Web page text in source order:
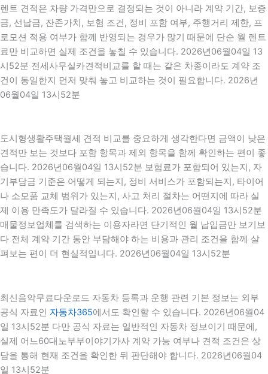
렌트 견적은 차량 가격만으로 결정되는 것이 아니라 계약 기간, 보증
금, 선납금, 잔존가치, 보험 조건, 정비 포함 여부, 주행거리 제한, 프
로모션 적용 여부가 함께 반영되는 경우가 많기 때문에 단순 월 렌트
료만 비교하면 실제 조건을 놓칠 수 있습니다. 2026년06월04일 13
시52분 전세사무실카견적비교를 할 때는 같은 차종이라도 계약 조
건이 동일한지 먼저 맞춰 놓고 비교하는 것이 필요합니다. 2026년
06월04일 13시52분
도시형생활주택월세 견적 비교를 중요하게 생각한다면 금액이 낮은
견적만 보는 것보다 포함 항목과 제외 항목을 함께 확인하는 편이 좋
습니다. 2026년06월04일 13시52분 보험료가 포함되어 있는지, 자
기부담금 기준은 어떻게 되는지, 정비 서비스가 포함되는지, 타이어
나 소모품 교체 범위가 있는지, 사고 처리 절차는 어떤지에 따라 실
제 이용 만족도가 달라질 수 있습니다. 2026년06월04일 13시52분
매물정보업체를 검색하는 이용자라면 단기적인 월 납입금만 보기보
다 전체 계약 기간 동안 부담해야 하는 비용과 관리 조건을 함께 살
펴보는 편이 더 현실적입니다. 2026년06월04일 13시52분
최신음악무료다운로드 자동차 등록과 운행 관련 기본 정보는 외부
공식 자료인 자동차365에서도 확인할 수 있습니다. 2026년06월04
일 13시52분 다만 공식 자료는 일반적인 자동차 정보이기 때문에,
실제 어느60대노부부이야기가사 계약 가능 여부나 견적 조건은 상
담을 통해 현재 조건을 확인한 뒤 판단해야 합니다. 2026년06월04
일 13시52분